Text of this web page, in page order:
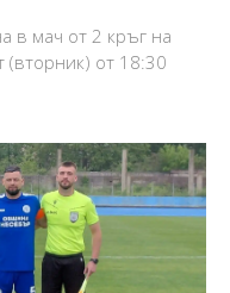
в мач от 2 кръг на
(вторник) от 18:30